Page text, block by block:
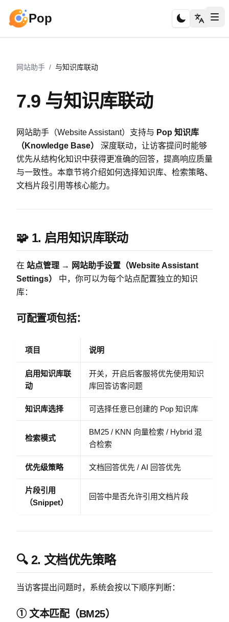
Pop
网站助手 / 与知识库联动
7.9 与知识库联动
网站助手（Website Assistant）支持与 Pop 知识库
（Knowledge Base）
深度联动，让访客提问时能够
优先从结构化知识中获得更准确的回答，提高响应质量
与一致性。本章节将介绍如何选择知识库、检索策略、
文档片段引用等核心能力。
🧩 1. 启用知识库联动
在 站点管理 → 网站助手设置（Website Assistant
Settings）
中，你可以为每个站点配置独立的知识
库：
可配置项包括：
项目 说明
启用知识库联
动
开关，开启后客服将优先使用知识
库回答访客问题
知识库选择 可选择任意已创建的 Pop 知识库
检索模式
BM25 / KNN 向量检索 / Hybrid 混
合检索
优先级策略 文档回答优先 / AI 回答优先
片段引用
（Snippet）
回答中是否允许引用文档片段
🔍 2. 文档优先策略
当访客提出问题时，系统会按以下顺序判断：
① 文本匹配（BM25）